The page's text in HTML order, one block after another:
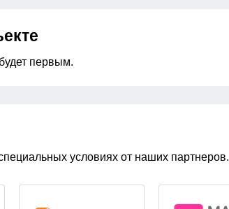
первым.
условиях от наших партнеров.